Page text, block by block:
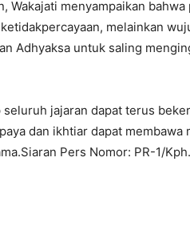
Wakajati menyampaikan
melainkan
Adhyaksa untuk saling
seluruh jajaran dapat terus
dan ikhtiar dapat
Pers Nomor: PR-1/